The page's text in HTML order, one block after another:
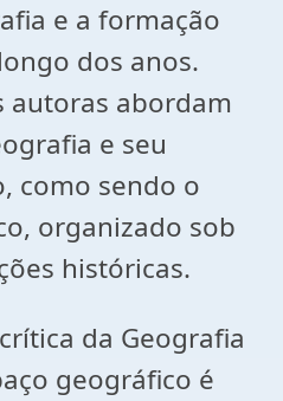
e a formação
dos anos.
autoras abordam
e seu
como sendo o
organizado sob
históricas.
da Geografia
geográfico é